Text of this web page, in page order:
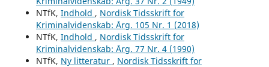
NTfK, Indhold , Nordisk Tidsskrift for
Kriminalvidenskab: Årg. 105 Nr. 1 (2018)
NTfK, Indhold , Nordisk Tidsskrift for
Kriminalvidenskab: Årg. 77 Nr. 4 (1990)
NTfK, Ny litteratur , Nordisk Tidsskrift for